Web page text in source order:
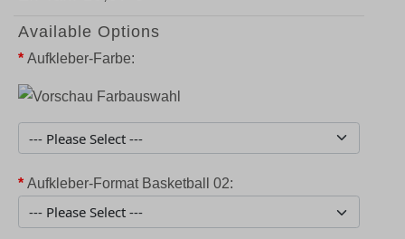
Available Options
* Aufkleber-Farbe:
* Aufkleber-Format Basketball 02: